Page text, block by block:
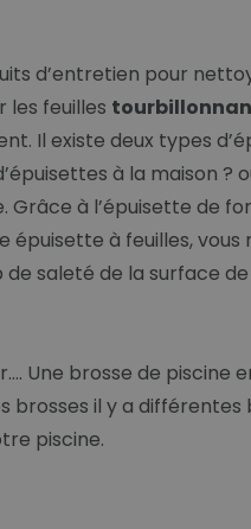
d’entretien pour
les feuilles
Il existe deux types
à la maison ?
à l’épuisette de
à feuilles,
saleté de la surface de
Une brosse de piscine
il y a
piscine.